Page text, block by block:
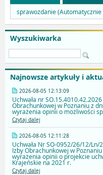
Wyszukiwarka
Najnowsze artykuły i
2026-08-05 12:13:09
Uchwała nr
Obrachunkowej w Poznaniu z
wyrażenia opinii o możliwości
Czytaj dalej
2026-08-05 12:11:28
Uchwała Nr SO-0952/26/12/Ln/
Izby Obrachunkowej w
wyrażenia opinii o projekcie
Krajeńskie na 2021 r.
Czytaj dalej
sprawozdanie (Automatycznie